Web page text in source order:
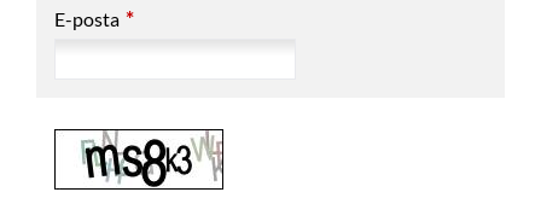
E-posta *